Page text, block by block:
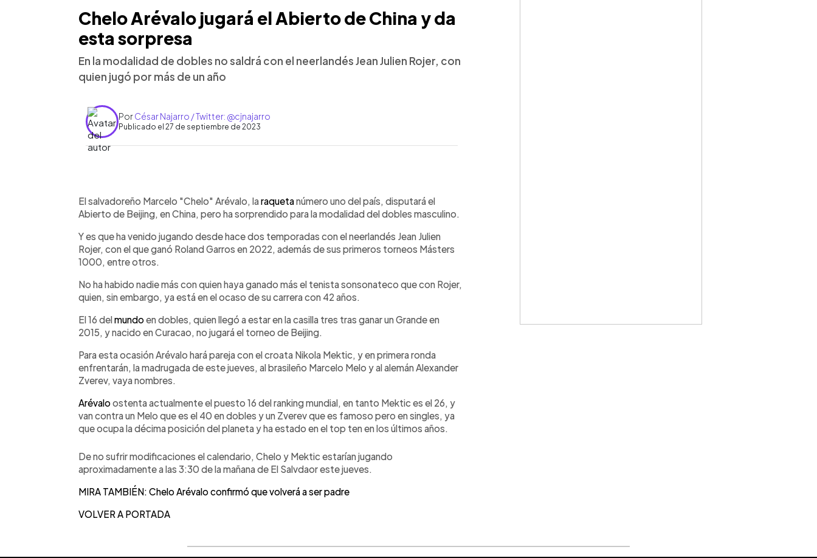
Chelo Arévalo jugará el Abierto de China y da
esta sorpresa
En la modalidad de dobles no saldrá con el neerlandés Jean Julien Rojer, con
quien jugó por más de un año
PorCésar Najarro / Twitter: @cjnajarro
Publicado el 27 de septiembre de 2023
Escuchar artículo
El salvadoreño Marcelo "Chelo" Arévalo, laraquetanúmero uno del país, disputará el
Abierto de Beijing, en China, pero ha sorprendido para la modalidad del dobles masculino.
Y es que ha venido jugando desde hace dos temporadas con el neerlandés Jean Julien
Rojer, con el que ganó Roland Garros en 2022, además de sus primeros torneos Másters
1000, entre otros.
No ha habido nadie más con quien haya ganado más el tenista sonsonateco que con Rojer,
quien, sin embargo, ya está en el ocaso de su carrera con 42 años.
El 16 delmundoen dobles, quien llegó a estar en la casilla tres tras ganar un Grande en
2015, y nacido en Curacao, no jugará el torneo de Beijing.
Para esta ocasión Arévalo hará pareja con el croata Nikola Mektic, y en primera ronda
enfrentarán, la madrugada de este jueves, al brasileño Marcelo Melo y al alemán Alexander
Zverev, vaya nombres.
Arévaloostenta actualmente el puesto 16 del ranking mundial, en tanto Mektic es el 26, y
van contra un Melo que es el 40 en dobles y un Zverev que es famoso pero en singles, ya
que ocupa la décima posición del planeta y ha estado en el top ten en los últimos años.
De no sufrir modificaciones el calendario, Chelo y Mektic estarían jugando
aproximadamente a las 3:30 de la mañana de El Salvdaor este jueves.
MIRA TAMBIÉN: Chelo Arévalo confirmó que volverá a ser padre
VOLVER A PORTADA